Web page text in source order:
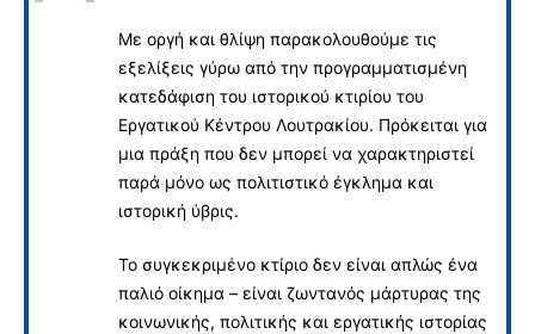
Με οργή και θλίψη παρακολουθούμε τις
εξελίξεις γύρω από την προγραμματισμένη
κατεδάφιση του ιστορικού κτιρίου του
Εργατικού Κέντρου Λουτρακίου. Πρόκειται για
μια πράξη που δεν μπορεί να χαρακτηριστεί
παρά μόνο ως πολιτιστικό έγκλημα και
ιστορική ύβρις.
Το συγκεκριμένο κτίριο δεν είναι απλώς ένα
παλιό οίκημα – είναι ζωντανός μάρτυρας της
κοινωνικής, πολιτικής και εργατικής ιστορίας